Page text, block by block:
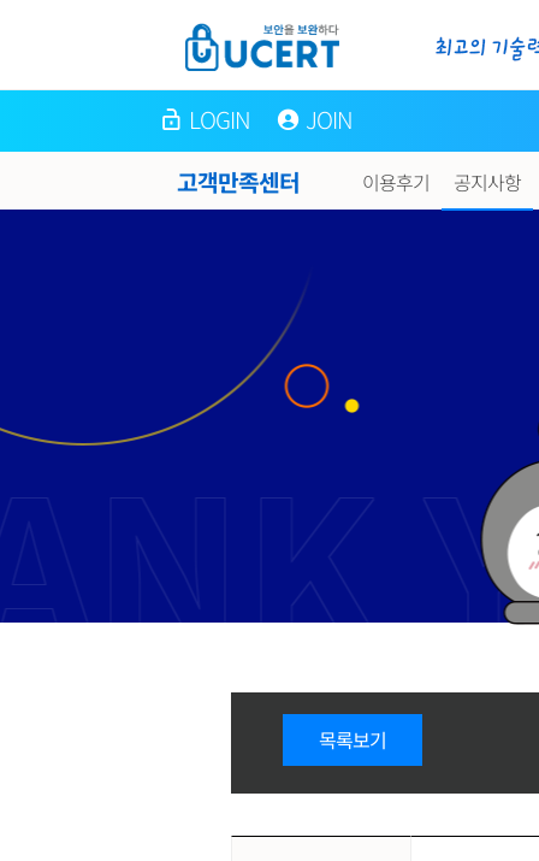
LOGIN
JOIN
고객만족센터
이용후기 공지사항
목록보기